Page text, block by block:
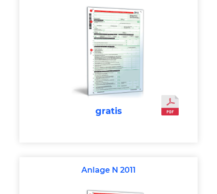
gratis
Anlage N 2011